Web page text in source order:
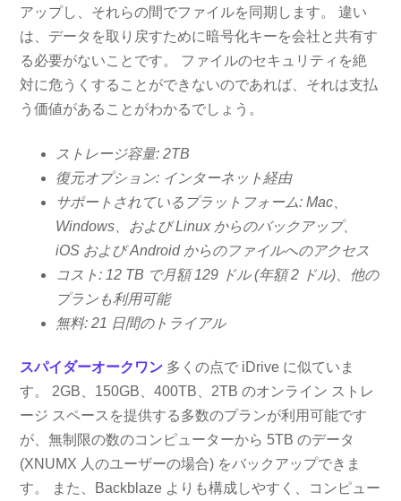
アップし、それらの間でファイルを同期します。 違い
は、データを取り戻すために暗号化キーを会社と共有す
る必要がないことです。 ファイルのセキュリティを絶
対に危うくすることができないのであれば、それは支払
う価値があることがわかるでしょう。
ストレージ容量: 2TB
復元オプション: インターネット経由
サポートされているプラ​​ットフォーム: Mac、
Windows、および Linux からのバックアップ、
iOS および Android からのファイルへのアクセス
コスト: 12 TB で月額 129 ドル (年額 2 ドル)、他の
プランも利用可能
無料: 21 日間のトライアル
スパイダーオークワン 多くの点で iDrive に似ていま
す。 2GB、150GB、400TB、2TB のオンライン ストレ
ージ スペースを提供する多数のプランが利用可能です
が、無制限の数のコンピューターから 5TB のデータ
(XNUMX 人のユーザーの場合) をバックアップできま
す。 また、Backblaze よりも構成しやすく、コンピュー